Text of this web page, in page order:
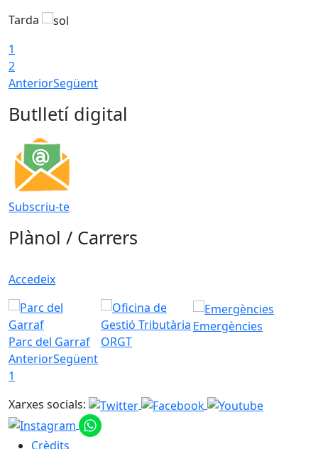
Tarda
1
2
AnteriorSegüent
Butlletí digital
Subscriu-te
Plànol / Carrers
Accedeix
Parc del Garraf ORGT
Emergències
AnteriorSegüent
1
Xarxes socials:
Crèdits